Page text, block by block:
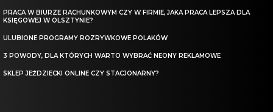
PRACA W BIURZE RACHUNKOWYM CZY W FIRMIE, JAKA PRACA LEPSZA DLA
KSIĘGOWEJ W OLSZTYNIE?
ULUBIONE PROGRAMY ROZRYWKOWE POLAKÓW
3 POWODY, DLA KTÓRYCH WARTO WYBRAĆ NEONY REKLAMOWE
SKLEP JEŹDZIECKI ONLINE CZY STACJONARNY?